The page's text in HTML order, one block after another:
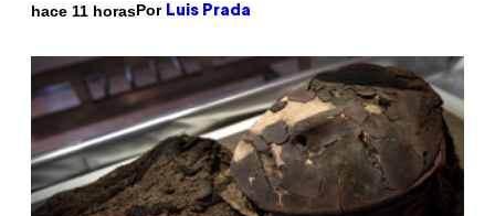
hace 11 horasPor Luis Prada